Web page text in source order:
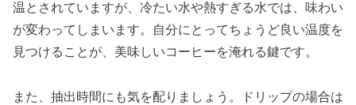
温とされていますが、冷たい水や熱すぎる水では、味わい
が変わってしまいます。自分にとってちょうど良い温度を
見つけることが、美味しいコーヒーを淹れる鍵です。
また、抽出時間にも気を配りましょう。ドリップの場合は